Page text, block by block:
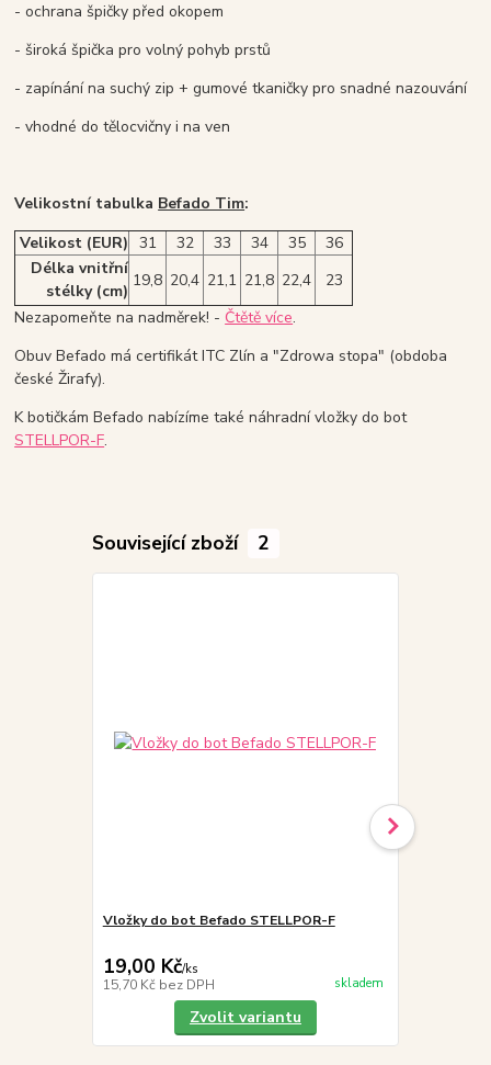
- ochrana špičky před okopem
- široká špička pro volný pohyb prstů
- zapínání na suchý zip + gumové tkaničky pro snadné nazouvání
- vhodné do tělocvičny i na ven
Velikostní tabulka Befado Tim:
Velikost (EUR) 31 32 33 34 35
36
Délka vnitřní
stélky (cm)
19,8 20,4 21,1 21,8 22,4
23
Nezapomeňte na nadměrek! - Čtětě více.
Obuv Befado má certifikát ITC Zlín a "Zdrowa stopa" (obdoba
české Žirafy).
K botičkám Befado nabízíme také náhradní vložky do bot
STELLPOR-F.
Související zboží 2
Vložky do bot Befado STELLPOR-F
19,00 Kč/ks
15,70 Kč bez DPH skladem
Zvolit variantu